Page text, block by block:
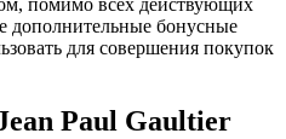
помимо всех действующих
дополнительные бонусные
для совершения покупок
Paul Gaultier